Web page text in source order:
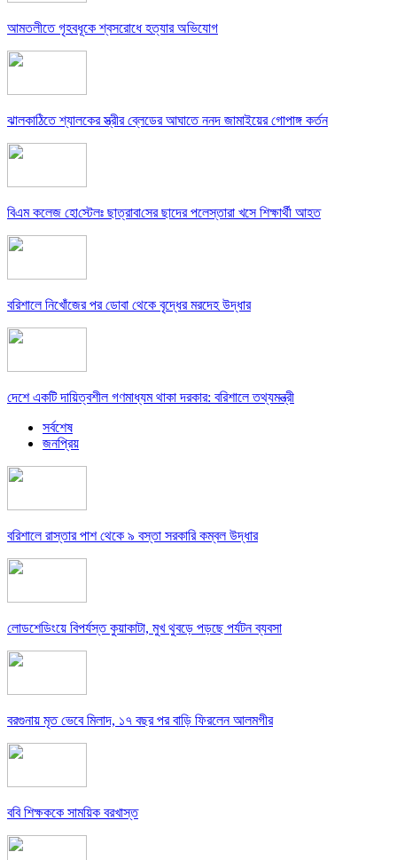
আমতলীতে গৃহবধূকে শ্বসরোধে হত্যার অভিযোগ
ঝালকাঠিতে শ্যালকের স্ত্রীর ব্লেডের আঘাতে ননদ জামাইয়ের গোপাঙ্গ কর্তন
বিএম কলে‌জ হো‌স্টেলঃ ছাত্রাবা‌সের ছাদের পলেস্তারা খসে শিক্ষার্থী আহত
বরিশালে নিখোঁজের পর ডোবা থেকে বৃদ্ধের মরদেহ উদ্ধার
দেশে একটি দায়িত্বশীল গণমাধ্যম থাকা দরকার: বরিশালে তথ্যমন্ত্রী
সর্বশেষ
জনপ্রিয়
বরিশালে রাস্তার পাশ থেকে ৯ বস্তা সরকারি কম্বল উদ্ধার
লোডশেডিংয়ে বিপর্যস্ত কুয়াকাটা, মুখ থুবড়ে পড়ছে পর্যটন ব্যবসা
বরগুনায় মৃত ভেবে মিলাদ, ১৭ বছর পর বাড়ি ফিরলেন আলমগীর
ববি শিক্ষককে সাময়িক বরখাস্ত